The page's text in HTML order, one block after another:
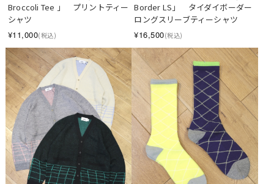
Broccoli Tee 」　プリントティー
シャツ
¥11,000(税込)
Border LS」　タイダイボーダー
ロングスリーブティーシャツ
¥16,500(税込)